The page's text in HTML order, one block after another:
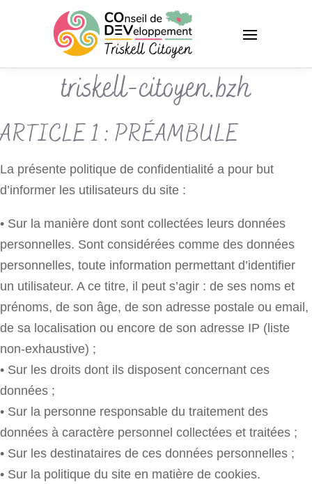
triskell-citoyen.bzh
ARTICLE 1 : PRÉAMBULE
La présente politique de confidentialité a pour but
d’informer les utilisateurs du site :
• Sur la manière dont sont collectées leurs données
personnelles. Sont considérées comme des données
personnelles, toute information permettant d’identifier
un utilisateur. A ce titre, il peut s’agir : de ses noms et
prénoms, de son âge, de son adresse postale ou email,
de sa localisation ou encore de son adresse IP (liste
non-exhaustive) ;
• Sur les droits dont ils disposent concernant ces
données ;
• Sur la personne responsable du traitement des
données à caractère personnel collectées et traitées ;
• Sur les destinataires de ces données personnelles ;
• Sur la politique du site en matière de cookies.